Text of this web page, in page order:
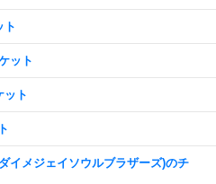
ト
ット
ット
イメジェイソウルブラザーズ)のチ